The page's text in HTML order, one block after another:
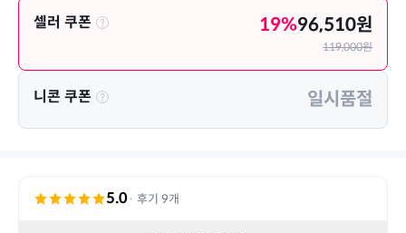
셀러 쿠폰 19%96,510원
119,000원
니콘 쿠폰 일시품절
5.0· 후기 9개